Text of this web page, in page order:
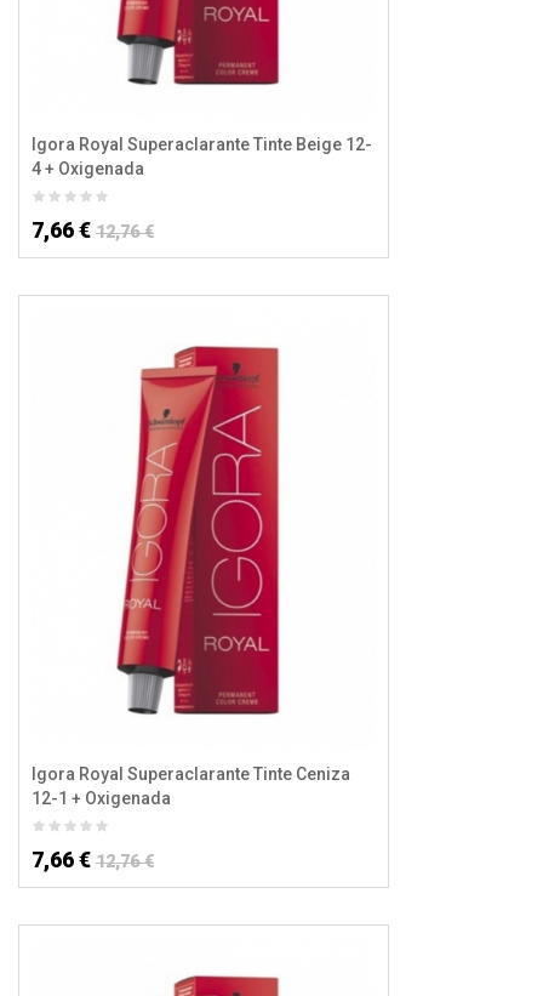
Igora Royal Superaclarante Tinte Beige 12-
4 + Oxigenada
7,66 € 12,76 €
Igora Royal Superaclarante Tinte Ceniza
12-1 + Oxigenada
7,66 € 12,76 €